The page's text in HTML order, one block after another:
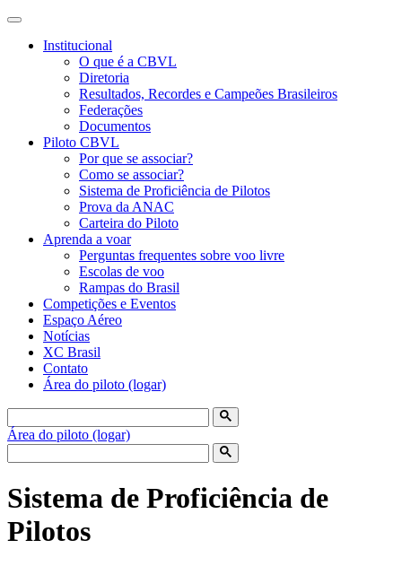
Institucional
O que é a CBVL
Diretoria
Resultados, Recordes e Campeões Brasileiros
Federações
Documentos
Piloto CBVL
Por que se associar?
Como se associar?
Sistema de Proficiência de Pilotos
Prova da ANAC
Carteira do Piloto
Aprenda a voar
Perguntas frequentes sobre voo livre
Escolas de voo
Rampas do Brasil
Competições e Eventos
Espaço Aéreo
Notícias
XC Brasil
Contato
Área do piloto (logar)
Área do piloto (logar)
Sistema de Proficiência de
Pilotos